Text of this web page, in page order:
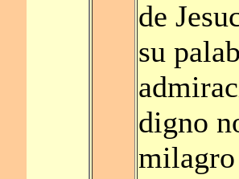
de
su
digno
milagro